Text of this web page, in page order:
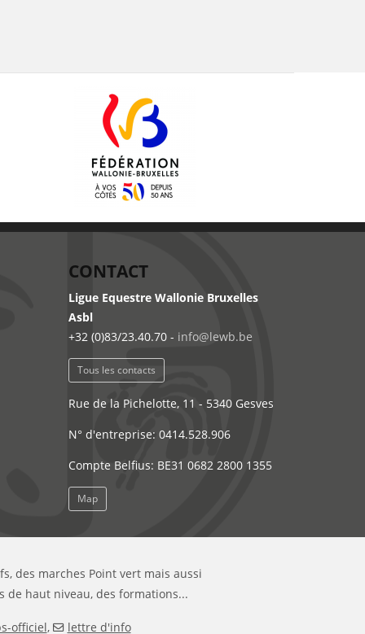
CONTACT
Ligue Equestre Wallonie Bruxelles
Asbl
+32 (0)83/23.40.70 - info@lewb.be
Tous les contacts
Rue de la Pichelotte, 11 - 5340 Gesves
N° d'entreprise: 0414.528.906
Compte Belfius: BE31 0682 2800 1355
Map
des marches Point vert mais aussi
de haut niveau, des formations...
officiel, lettre d'info